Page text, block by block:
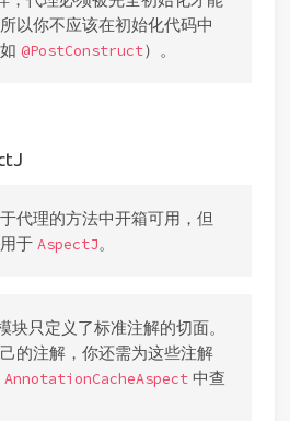
以你不应该在初始化代码中
如@PostConstruct）。
代理的方法中开箱可用，但
于 AspectJ。
块只定义了标准注解的切面。
的注解，你还需为这些注解
AnnotationCacheAspect 中查